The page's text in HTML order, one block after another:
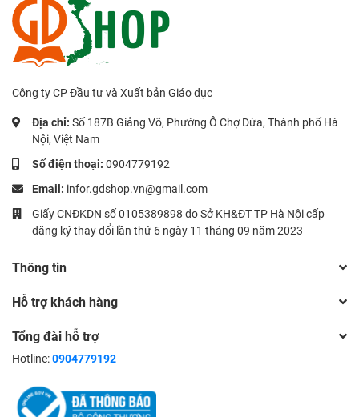
Công ty CP Đầu tư và Xuất bản Giáo dục
Địa chỉ: Số 187B Giảng Võ, Phường Ô Chợ Dừa, Thành phố Hà
Nội, Việt Nam
Số điện thoại: 0904779192
Email: infor.gdshop.vn@gmail.com
Giấy CNĐKDN số 0105389898 do Sở KH&ĐT TP Hà Nội cấp
đăng ký thay đổi lần thứ 6 ngày 11 tháng 09 năm 2023
Thông tin
Hỗ trợ khách hàng
Tổng đài hỗ trợ
Hotline:0904779192